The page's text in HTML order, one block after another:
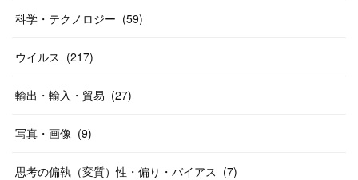
科学・テクノロジー (59)
ウイルス (217)
輸出・輸入・貿易 (27)
写真・画像 (9)
思考の偏執（変質）性・偏り・バイアス (7)